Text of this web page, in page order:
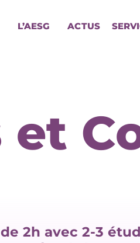
L’AESG ACTUS
2h avec 2-3